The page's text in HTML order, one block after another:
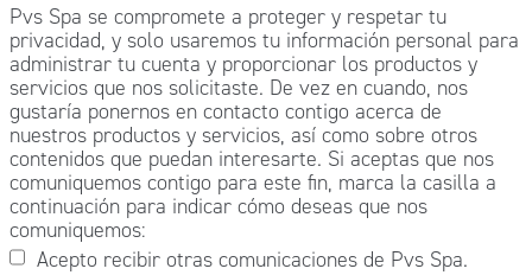
Pvs Spa se compromete a proteger y respetar tu
privacidad, y solo usaremos tu información personal para
administrar tu cuenta y proporcionar los productos y
servicios que nos solicitaste. De vez en cuando, nos
gustaría ponernos en contacto contigo acerca de
nuestros productos y servicios, así como sobre otros
contenidos que puedan interesarte. Si aceptas que nos
comuniquemos contigo para este fin, marca la casilla a
continuación para indicar cómo deseas que nos
comuniquemos:
Acepto recibir otras comunicaciones de Pvs Spa.